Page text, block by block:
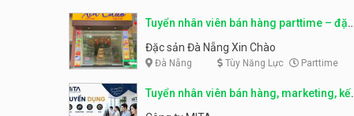
Tuyển nhân viên bán hàng parttime – đặc
sản Đà Nẵng
Đặc sản Đà Nẵng Xin Chào
Đà Nẵng Tùy Năng Lực Parttime
Tuyển nhân viên bán hàng, marketing, kế